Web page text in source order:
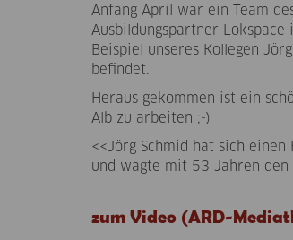
Anfang April war ein Team
Ausbildungspartner
Beispiel unseres Kollegen
befindet.
Heraus gekommen ist ein
Alb zu arbeiten ;-)
<<Jörg Schmid hat sich
und wagte mit 53 Jahren den
zum Video (ARD-